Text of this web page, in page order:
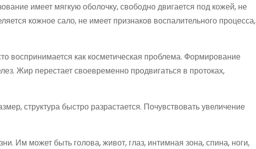
имеет мягкую оболочку, свободно двигается под кожей, не
кожное сало, не имеет признаков воспалительного процесса,
воспринимается как косметическая проблема. Формирование
Жир перестает своевременно продвигаться в протоках,
структура быстро разрастается. Почувствовать увеличение
Им может быть голова, живот, глаз, интимная зона, спина, ноги,